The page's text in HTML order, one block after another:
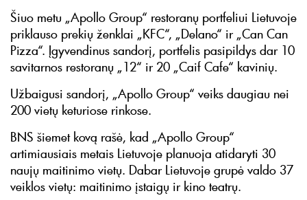
Šiuo metu „Apollo Group“ restoranų portfeliui Lietuvoje
priklauso prekių ženklai „KFC“, „Delano“ ir „Can Can
Pizza“. Įgyvendinus sandorį, portfelis pasipildys dar 10
savitarnos restoranų „12“ ir 20 „Caif Cafe“ kavinių.
Užbaigusi sandorį, „Apollo Group“ veiks daugiau nei
200 vietų keturiose rinkose.
BNS šiemet kovą rašė, kad „Apollo Group“
artimiausiais metais Lietuvoje planuoja atidaryti 30
naujų maitinimo vietų. Dabar Lietuvoje grupė valdo 37
veiklos vietų: maitinimo įstaigų ir kino teatrų.